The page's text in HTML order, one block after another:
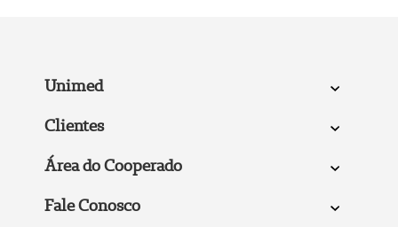
Unimed
Clientes
Área do Cooperado
Fale Conosco